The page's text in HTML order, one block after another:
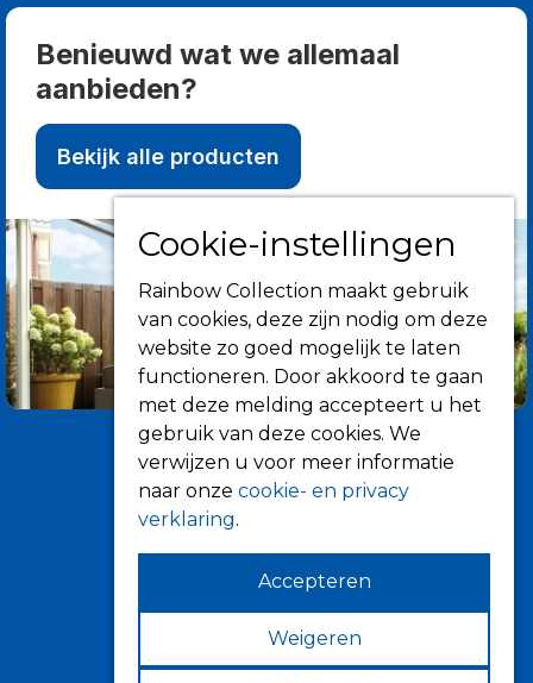
Benieuwd wat we allemaal
aanbieden?
Bekijk alle producten
Informatie
Over ons
Tips
Cookie-instellingen
Rainbow Collection maakt gebruik
van cookies, deze zijn nodig om deze
website zo goed mogelijk te laten
functioneren. Door akkoord te gaan
met deze melding accepteert u het
gebruik van deze cookies. We
verwijzen u voor meer informatie
naar onze cookie- en privacy
verklaring.
Accepteren
Weigeren